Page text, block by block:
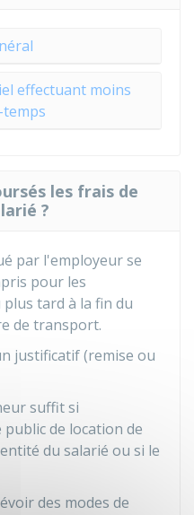
effectuant moins
les frais de
?
par l'employeur se
pour les
tard à la fin du
de transport.
justificatif (remise ou
suffit si
de location de
du salarié ou si le
des modes de